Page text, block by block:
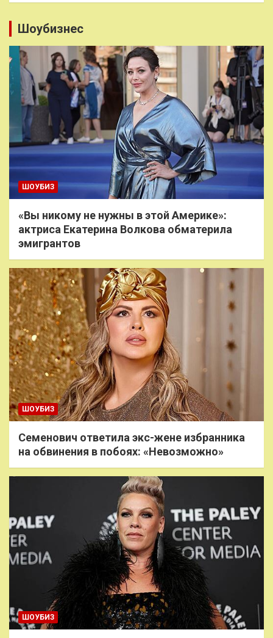
Шоубизнес
ШОУБИЗ
«Вы никому не нужны в этой Америке»:
актриса Екатерина Волкова обматерила
эмигрантов
ШОУБИЗ
Семенович ответила экс-жене избранника
на обвинения в побоях: «Невозможно»
ШОУБИЗ